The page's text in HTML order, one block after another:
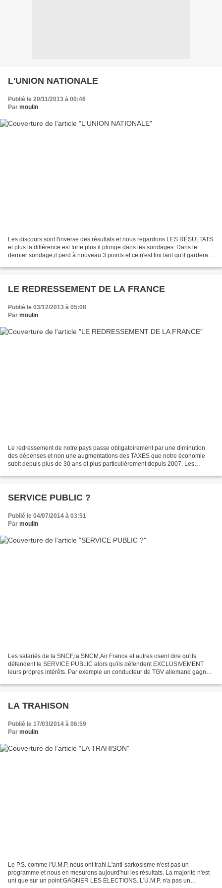
L'UNION NATIONALE
Publié le 20/11/2013 à 00:46
Par moulin
Les discours sont l'inverse des résultats et nous regardons LES RÉSULTATS
et plus la différence est forte plus il plonge dans les sondages. Dans le
dernier sondage,il perd à nouveau 3 points et ce n'est fini tant qu'il gardera
LE REDRESSEMENT DE LA FRANCE
Publié le 03/12/2013 à 05:08
Par moulin
Le redressement de notre pays passe obligatoirement par une diminution
des dépenses et non une augmentations des TAXES que notre économie
subit depuis plus de 30 ans et plus particulièrement depuis 2007. Les
SERVICE PUBLIC ?
Publié le 04/07/2014 à 03:51
Par moulin
Les salariés de la SNCF,la SNCM,Air France et autres osent dire qu'ils
défendent le SERVICE PUBLIC alors qu'ils défendent EXCLUSIVEMENT
leurs propres intérêts. Par exemple un conducteur de TGV allemand gagne
LA TRAHISON
Publié le 17/03/2014 à 06:59
Par moulin
Le P.S. comme l'U.M.P. nous ont trahi.L'anti-sarkosisme n'est pas un
programme et nous en mesurons aujourd'hui les résultats. La majorité n'est
uni que sur un point:GAGNER LES ÉLECTIONS. L'U.M.P. n'a pas un